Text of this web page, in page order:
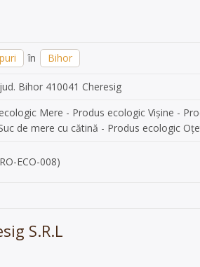
în Bihor
Bihor 410041 Cheresig
Mere - Produs ecologic Vișine -
de mere cu cătină - Produs ecologic
ECO-008)
S.R.L